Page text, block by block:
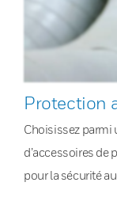
Protection
Choisissez parmi
d’accessoires
pour la sécurité